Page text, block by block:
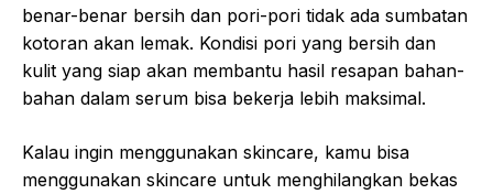
benar-benar bersih dan pori-pori tidak ada sumbatan
kotoran akan lemak. Kondisi pori yang bersih dan
kulit yang siap akan membantu hasil resapan bahan-
bahan dalam serum bisa bekerja lebih maksimal.
Kalau ingin menggunakan skincare, kamu bisa
menggunakan skincare untuk menghilangkan bekas